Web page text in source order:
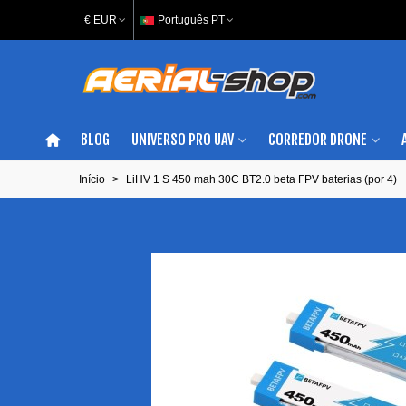
€ EUR Português PT
BLOG UNIVERSO PRO UAV CORREDOR DRONE
Início > LiHV 1 S 450 mah 30C BT2.0 beta FPV baterias (por 4)